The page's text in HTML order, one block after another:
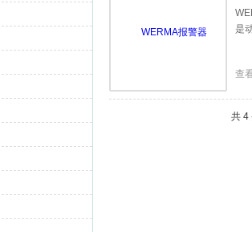
是
查
共 4